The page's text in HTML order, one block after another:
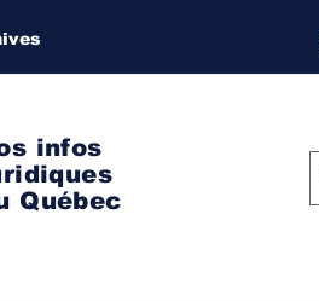
infos
Québec